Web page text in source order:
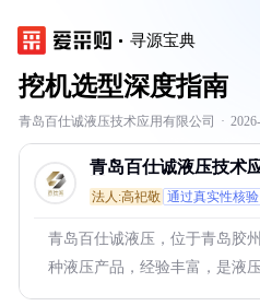
寻源宝典
挖机选型深度指南
青岛百仕诚液压技术应用有限公司 ·
青岛百仕诚液压技术
司
法人:高祀敬 通过真实性核验
青岛百仕诚液压，位于青岛胶
种液压产品，经验丰富，是液